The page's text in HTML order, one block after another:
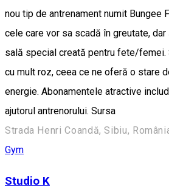
nou tip de antrenament numit Bungee
cele care vor sa scadă în greutate,
sală special creată pentru fete/femei.
cu mult roz, ceea ce ne oferă o stare
energie. Abonamentele atractive
ajutorul antrenorului. Sursa
Strada Henri Coandă, Sibiu,
Gym
Studio K